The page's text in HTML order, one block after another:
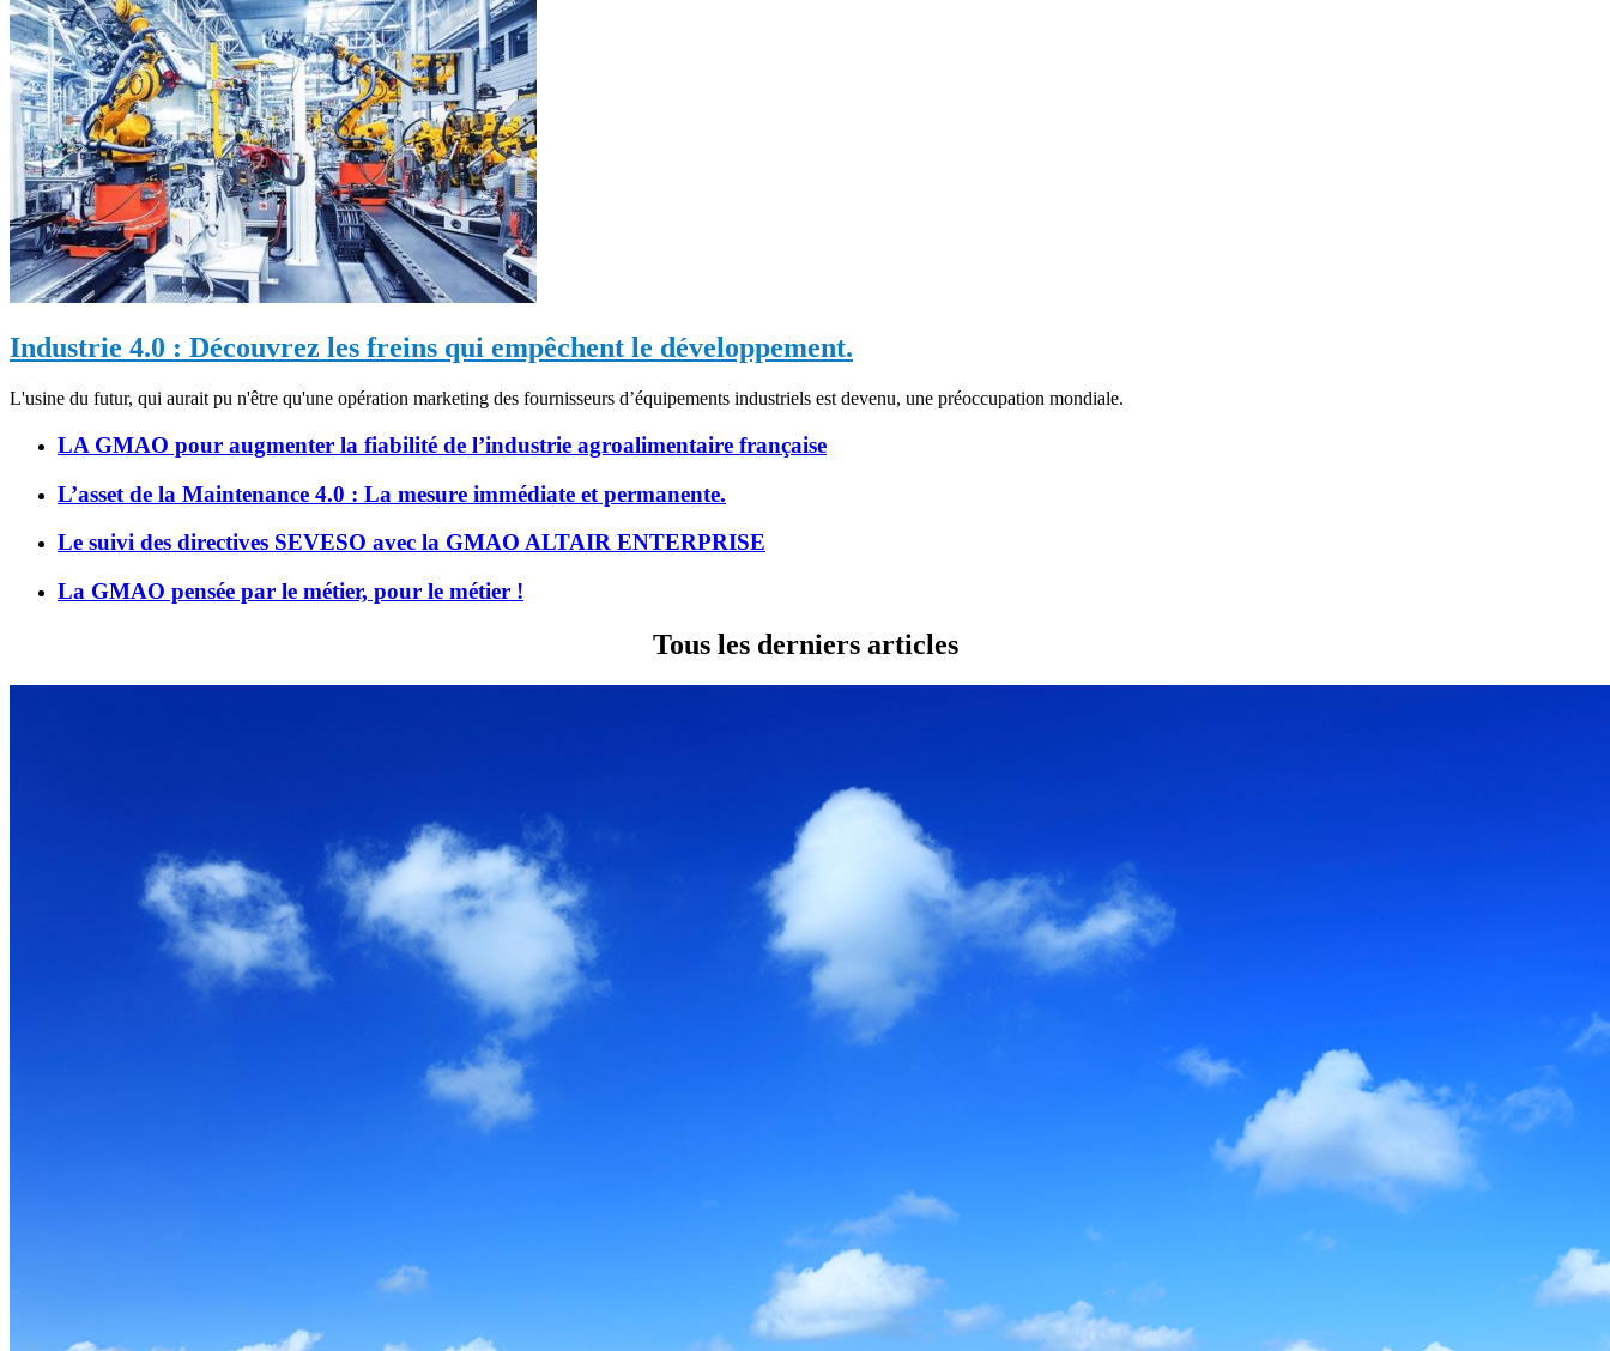
Industrie 4.0 : Découvrez les freins qui empêchent le développement.
L'usine du futur, qui aurait pu n'être qu'une opération marketing des fournisseurs d’équipements industriels est devenu, une préoccupation mondiale.
LA GMAO pour augmenter la fiabilité de l’industrie agroalimentaire française
L’asset de la Maintenance 4.0 : La mesure immédiate et permanente.
Le suivi des directives SEVESO avec la GMAO ALTAIR ENTERPRISE
La GMAO pensée par le métier, pour le métier !
Tous les derniers articles